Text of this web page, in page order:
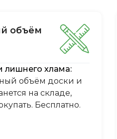
объём
лишнего хлама:
объём доски и
на складе,
Бесплатно.